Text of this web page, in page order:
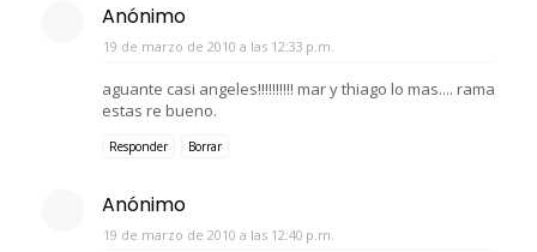
Anónimo
19 de marzo de 2010 a las 12:33 p.m.
aguante casi angeles!!!!!!!!!! mar y thiago lo mas.... rama
estas re bueno.
Responder Borrar
Anónimo
19 de marzo de 2010 a las 12:40 p.m.